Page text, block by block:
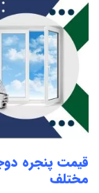
قیمت پنجره
مختلف